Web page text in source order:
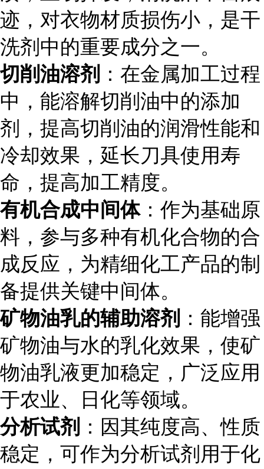
迹，对衣物材质损伤小，是干
洗剂中的重要成分之一。
切削油溶剂 ：在金属加工过程
中，能溶解切削油中的添加
剂，提高切削油的润滑性能和
冷却效果，延长刀具使用寿
命，提高加工精度。
有机合成中间体：作为基础原
料，参与多种有机化合物的合
成反应，为精细化工产品的制
备提供关键中间体。
矿物油乳的辅助溶剂 ：能增强
矿物油与水的乳化效果，使矿
物油乳液更加稳定，广泛应用
于农业、日化等领域。
分析试剂 ：因其纯度高、性质
稳定，可作为分析试剂用于化